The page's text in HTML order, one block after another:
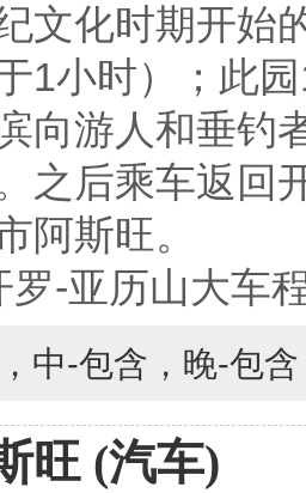
文化时期开始
1小时）；此
向游人和垂钓
之后乘车返回
阿斯旺。
罗-亚历山大车
中-包含，晚-包
旺 (汽车)